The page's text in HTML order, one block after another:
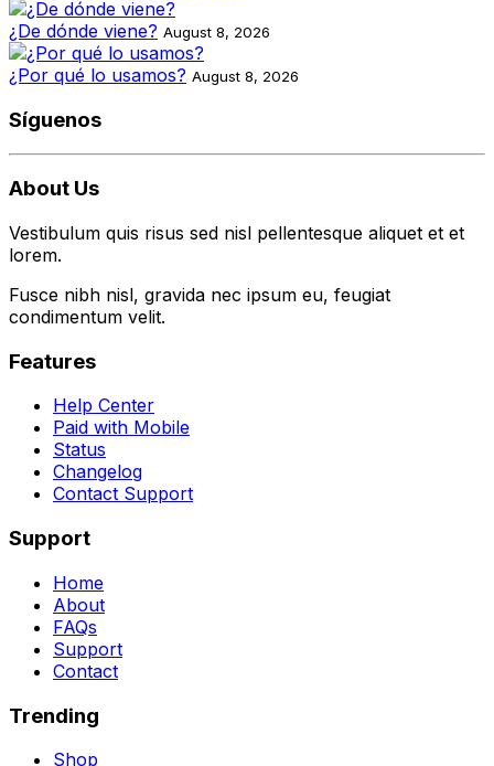
¿De dónde viene? August 8, 2026
¿Por qué lo usamos? August 8, 2026
Síguenos
About Us
Vestibulum quis risus sed nisl pellentesque aliquet et et
lorem.
Fusce nibh nisl, gravida nec ipsum eu, feugiat
condimentum velit.
Features
Help Center
Paid with Mobile
Status
Changelog
Contact Support
Support
Home
About
FAQs
Support
Contact
Trending
Shop